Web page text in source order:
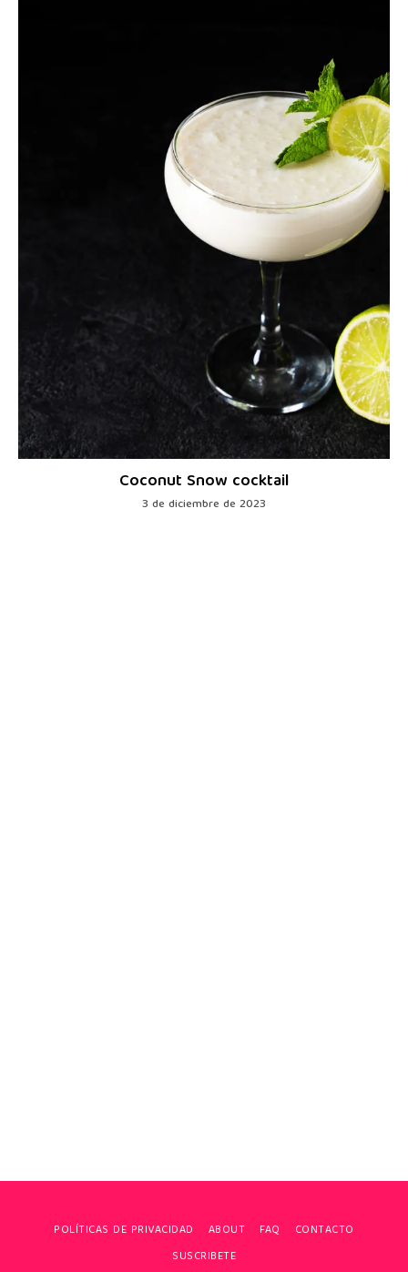
Coconut Snow cocktail
3 de diciembre de 2023
POLÍTICAS DE PRIVACIDAD ABOUT FAQ
CONTACTO
SUSCRIBETE